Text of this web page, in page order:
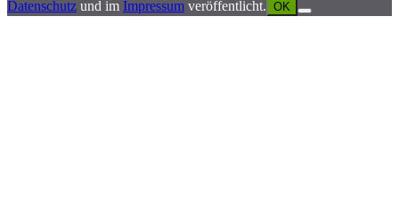
Datenschutz und im Impressum veröffentlicht. OK